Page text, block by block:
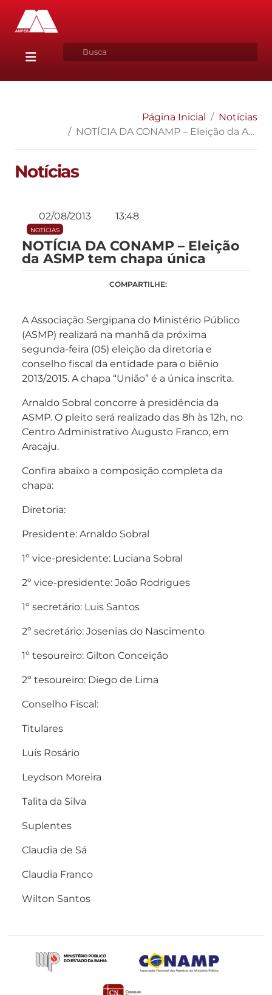
Página Inicial
Notícias
NOTÍCIA DA CONAMP – Eleição da ASMP tem chapa única
Notícias
02/08/2013 13:48
NOTÍCIAS
NOTÍCIA DA CONAMP – Eleição
da ASMP tem chapa única
COMPARTILHE:
A Associação Sergipana do Ministério Público
(ASMP) realizará na manhã da próxima
segunda-feira (05) eleição da diretoria e
conselho fiscal da entidade para o biênio
2013/2015. A chapa “União” é a única inscrita.
Arnaldo Sobral concorre à presidência da
ASMP. O pleito será realizado das 8h às 12h, no
Centro Administrativo Augusto Franco, em
Aracaju.
Confira abaixo a composição completa da
chapa:
Diretoria:
Presidente: Arnaldo Sobral
1º vice-presidente: Luciana Sobral
2º vice-presidente: João Rodrigues
1º secretário: Luis Santos
2º secretário: Josenias do Nascimento
1º tesoureiro: Gilton Conceição
2º tesoureiro: Diego de Lima
Conselho Fiscal:
Titulares
Luis Rosário
Leydson Moreira
Talita da Silva
Suplentes
Claudia de Sá
Claudia Franco
Wilton Santos